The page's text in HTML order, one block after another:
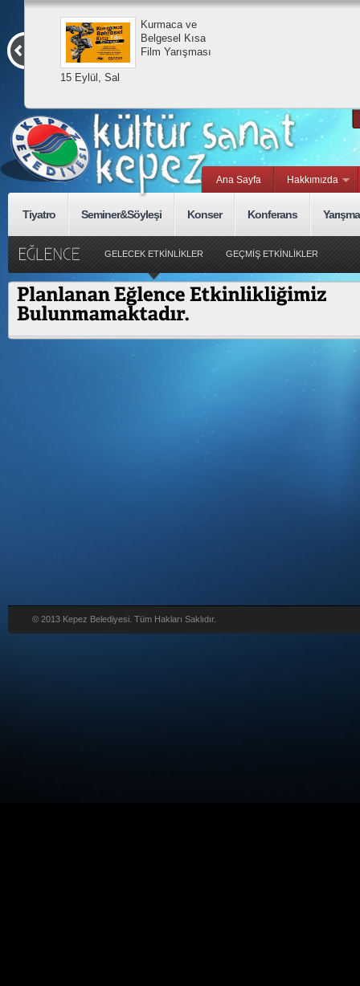
15 Eylül, Sal
Kurmaca ve
Belgesel Kısa
Film Yarışması
Ana Sayfa Hakkımızda
Tiyatro Seminer&Söyleşi Konser Konferans Yarışma
GELECEK ETKİNLİKLER GEÇMİŞ ETKİNLİKLER
© 2013 Kepez Belediyesi. Tüm Hakları Saklıdır.